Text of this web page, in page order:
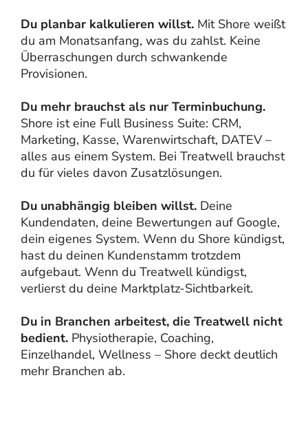
Du planbar kalkulieren willst. Mit Shore weißt
du am Monatsanfang, was du zahlst. Keine
Überraschungen durch schwankende
Provisionen.
Du mehr brauchst als nur Terminbuchung.
Shore ist eine Full Business Suite: CRM,
Marketing, Kasse, Warenwirtschaft, DATEV –
alles aus einem System. Bei Treatwell brauchst
du für vieles davon Zusatzlösungen.
Du unabhängig bleiben willst. Deine
Kundendaten, deine Bewertungen auf Google,
dein eigenes System. Wenn du Shore kündigst,
hast du deinen Kundenstamm trotzdem
aufgebaut. Wenn du Treatwell kündigst,
verlierst du deine Marktplatz-Sichtbarkeit.
Du in Branchen arbeitest, die Treatwell nicht
bedient. Physiotherapie, Coaching,
Einzelhandel, Wellness – Shore deckt deutlich
mehr Branchen ab.